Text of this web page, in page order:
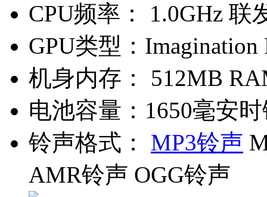
CPU频率：
1.0GHz 联
GPU类型： Imagination
机身内存：
512MB
电池容量： 1650毫安
铃声格式：
MP3铃声
AMR铃声 OGG铃声